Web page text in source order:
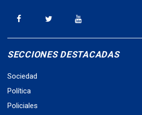
SECCIONES DESTACADAS
Sociedad
Política
Policiales